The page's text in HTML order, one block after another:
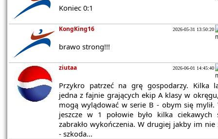
Koniec 0:1
KongKing16 2026-05-31 13:50:20
brawo strong!!!
ziutaa 2026-06-01 14:45:40
Przykro patrzeć na grę gospodarzy. Kilka
jedna z fajnie grających ekip A klasy w
mogą wylądować w serie B - obym się mylił.
jeszcze w 1 połowie było kilka ciekawych
zabrakło wykończenia. W drugiej jakby im nie
- szkoda...